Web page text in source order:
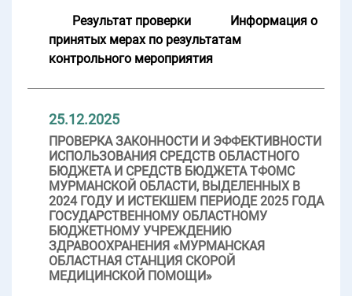
Результат проверки
Информация о
принятых мерах по результатам
контрольного мероприятия
25.12.2025
ПРОВЕРКА ЗАКОННОСТИ И ЭФФЕКТИВНОСТИ
ИСПОЛЬЗОВАНИЯ СРЕДСТВ ОБЛАСТНОГО
БЮДЖЕТА И СРЕДСТВ БЮДЖЕТА ТФОМС
МУРМАНСКОЙ ОБЛАСТИ, ВЫДЕЛЕННЫХ В
2024 ГОДУ И ИСТЕКШЕМ ПЕРИОДЕ 2025 ГОДА
ГОСУДАРСТВЕННОМУ ОБЛАСТНОМУ
БЮДЖЕТНОМУ УЧРЕЖДЕНИЮ
ЗДРАВООХРАНЕНИЯ «МУРМАНСКАЯ
ОБЛАСТНАЯ СТАНЦИЯ СКОРОЙ
МЕДИЦИНСКОЙ ПОМОЩИ»